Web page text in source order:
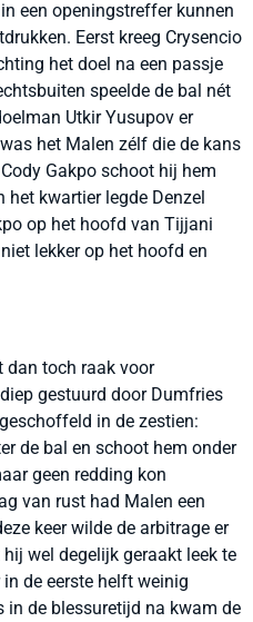
een openingstreffer kunnen
Eerst kreeg Crysencio
het doel na een passje
speelde de bal nét
Utkir Yusupov er
het Malen zélf die de kans
Gakpo schoot hij hem
kwartier legde Denzel
op het hoofd van Tijjani
lekker op het hoofd en
dan toch raak voor
gestuurd door Dumfries
in de zestien:
de bal en schoot hem onder
geen redding kon
van rust had Malen een
keer wilde de arbitrage er
wel degelijk geraakt leek te
de eerste helft weinig
in de blessuretijd na kwam de